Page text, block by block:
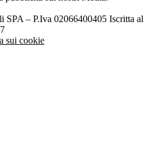
– P.Iva 02066400405 Iscritta al
sui cookie